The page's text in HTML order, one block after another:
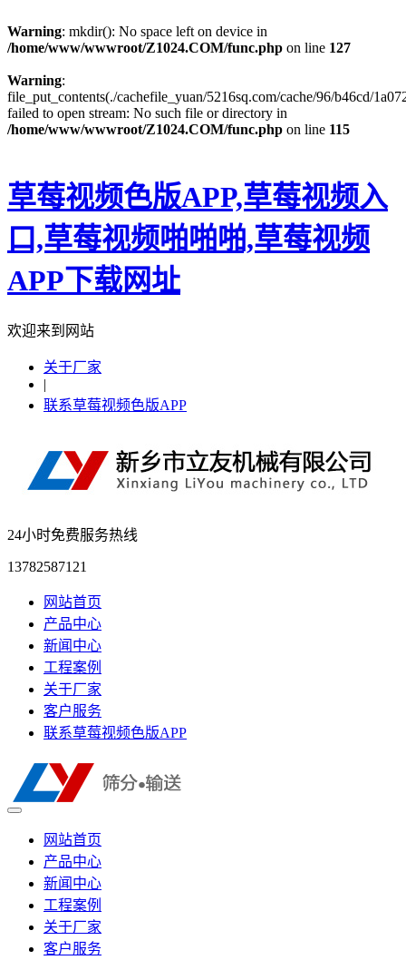
Warning: mkdir(): No space left on device in
/home/www/wwwroot/Z1024.COM/func.php on line 127
Warning:
file_put_contents(./cachefile_yuan/5216sq.com/cache/96/b46cd/
failed to open stream: No such file or directory in
/home/www/wwwroot/Z1024.COM/func.php on line 115
草莓视频色版APP,草莓视频入
口,草莓视频啪啪啪,草莓视频
APP下载网址
欢迎来到网站
关于厂家
|
联系草莓视频色版APP
24小时免费服务热线
13782587121
网站首页
产品中心
新闻中心
工程案例
关于厂家
客户服务
联系草莓视频色版APP
网站首页
产品中心
新闻中心
工程案例
关于厂家
客户服务